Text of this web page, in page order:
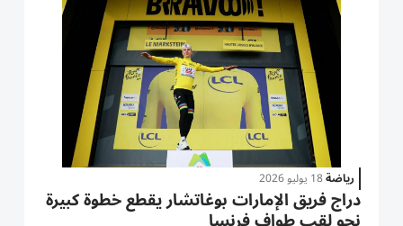
رياضة18 يوليو 2026
دراج فريق الإمارات بوغاتشار يقطع خطوة كبيرة